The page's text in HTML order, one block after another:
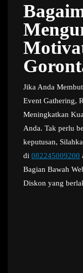
Jika Anda
Event Gathering,
Meningkatkan
Anda. Tak perlu
keputusan,
di 082245009200
Bagian Bawah
Diskon yang